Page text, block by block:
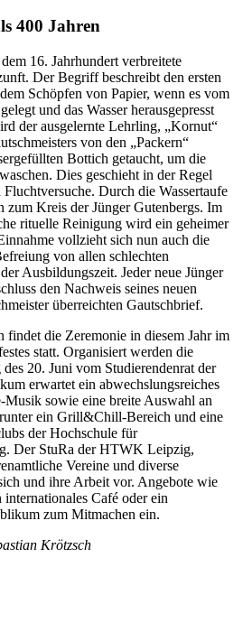
400 Jahren
16. Jahrhundert verbreitete
Der Begriff beschreibt den ersten
Schöpfen von Papier, wenn es vom
und das Wasser herausgepresst
der ausgelernte Lehrling, „Kornut“
von den „Packern“
Bottich getaucht, um die
Dies geschieht in der Regel
Durch die Wassertaufe
zum Kreis der Jünger Gutenbergs. Im
rituelle Reinigung wird ein geheimer
vollzieht sich nun auch die
von allen schlechten
Ausbildungszeit. Jeder neue Jünger
den Nachweis seines neuen
überreichten Gautschbrief.
findet die Zeremonie in diesem Jahr im
statt. Organisiert werden die
20. Juni vom Studierendenrat der
erwartet ein abwechslungsreiches
sowie eine breite Auswahl an
ein Grill&Chill-Bereich und eine
der Hochschule für
Der StuRa der HTWK Leipzig,
Vereine und diverse
und ihre Arbeit vor. Angebote wie
Café oder ein
zum Mitmachen ein.
Krötzsch